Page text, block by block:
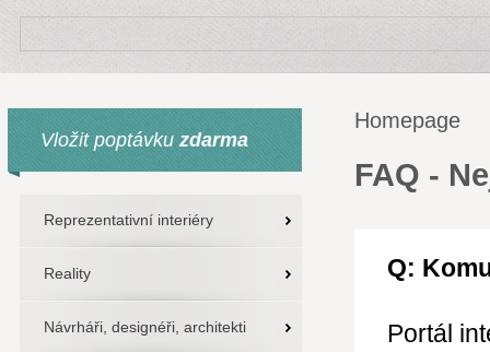
Vložit poptávku zdarma
Reprezentativní interiéry
Reality
Návrháři, designéři, architekti
Homepage
FAQ -
Q:
Portál